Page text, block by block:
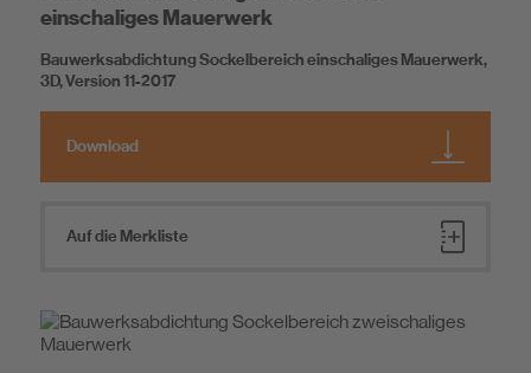
einschaliges Mauerwerk
Bauwerksabdichtung Sockelbereich einschaliges Mauerwerk,
3D, Version 11-2017
Download
Auf die Merkliste